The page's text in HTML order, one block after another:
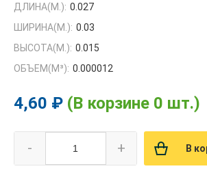
ДЛИНА(М.): 0.027
ШИРИНА(М.): 0.03
ВЫСОТА(М.): 0.015
ОБЪЕМ(M³): 0.000012
4,60 ₽ (В корзине 0 шт.)
- + В